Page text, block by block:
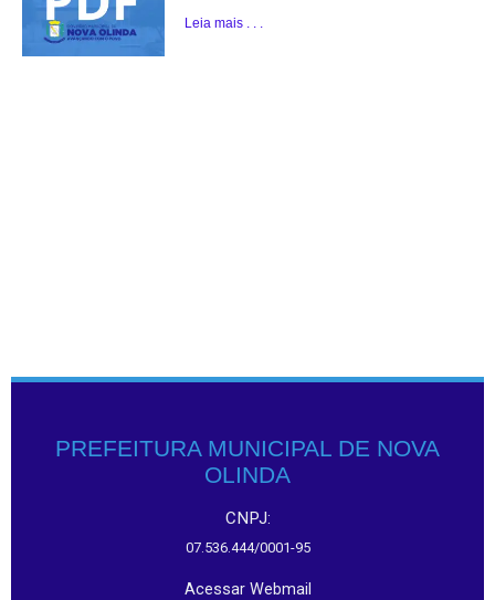
Leia mais . . .
PREFEITURA MUNICIPAL DE NOVA
OLINDA
CNPJ:
07.536.444/0001-95
Acessar Webmail